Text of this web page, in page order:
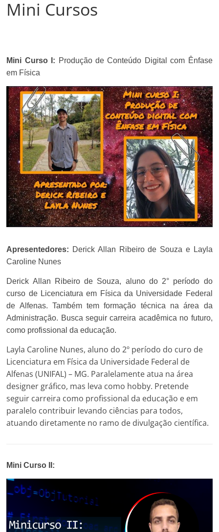
Mini Cursos
Mini Curso I: Produção de Conteúdo Digital com Ênfase
em Física
Apresentedores: Derick Allan Ribeiro de Souza e Layla
Caroline Nunes
Derick Allan Ribeiro de Souza, aluno do 2° período do
curso de Licenciatura em Física da Universidade Federal
de Alfenas. Também tem formação técnica na área da
Administração. Busca seguir carreira acadêmica no futuro,
como profissional da educação.
Layla Caroline Nunes, aluno do 2º período do curo de
Licenciatura em Física da Universidade Federal de
Alfenas (UNIFAL) – MG. Paralelamente atua na área
designer gráfico, mas leva como hobby. Pretende
seguir carreira como profissional da educação e em
paralelo contribuir levando ciências para todos,
atuando diretamente no ramo de divulgação científica.
Mini Curso II: